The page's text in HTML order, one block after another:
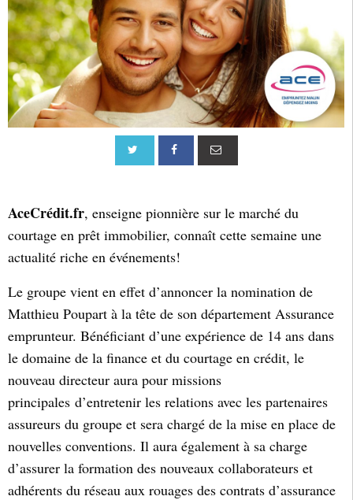
AceCrédit.fr, enseigne pionnière sur le marché du
courtage en prêt immobilier, connaît cette semaine une
actualité riche en événements!
Le groupe vient en effet d’annoncer la nomination de
Matthieu Poupart à la tête de son département Assurance
emprunteur. Bénéficiant d’une expérience de 14 ans dans
le domaine de la finance et du courtage en crédit, le
nouveau directeur aura pour missions
principales d’entretenir les relations avec les partenaires
assureurs du groupe et sera chargé de la mise en place de
nouvelles conventions. Il aura également à sa charge
d’assurer la formation des nouveaux collaborateurs et
adhérents du réseau aux rouages des contrats d’assurance